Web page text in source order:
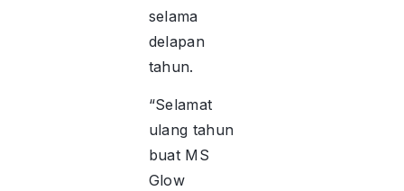
selama
delapan
tahun.
“Selamat
ulang tahun
buat MS
Glow